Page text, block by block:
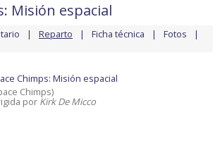
Misión espacial
Reparto Ficha técnica Fotos
Chimps: Misión espacial
Chimps)
por Kirk De Micco